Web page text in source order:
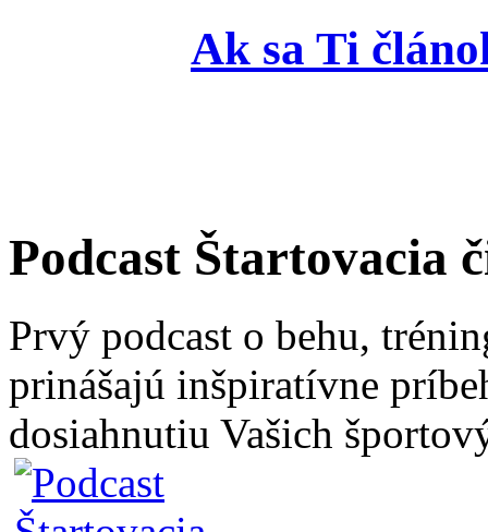
Ak sa Ti
Podcast Štartovacia
Prvý podcast o behu,
prinášajú inšpiratívne
dosiahnutiu Vašich